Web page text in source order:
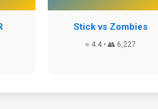
Stick vs Zombies
⭐ 4.4 • 👥 6,227